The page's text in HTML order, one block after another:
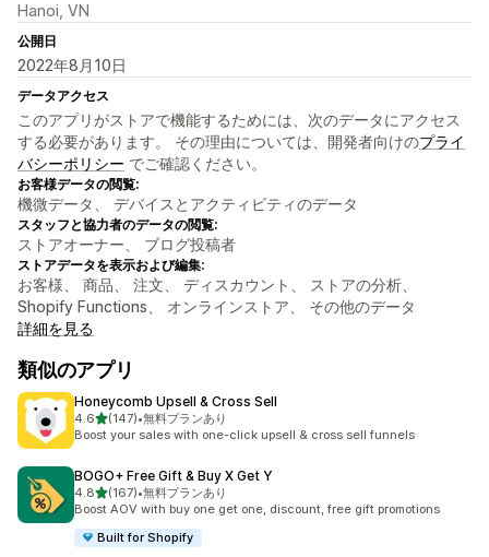
Hanoi, VN
公開日
2022年8月10日
データアクセス
このアプリがストアで機能するためには、次のデータにアクセス
する必要があります。 その理由については、開発者向けのプライ
バシーポリシー でご確認ください。
お客様データの閲覧:
機微データ、 デバイスとアクティビティのデータ
スタッフと協力者のデータの閲覧:
ストアオーナー、 ブログ投稿者
ストアデータを表示および編集:
お客様、 商品、 注文、 ディスカウント、 ストアの分析、
Shopify Functions、 オンラインストア、 その他のデータ
詳細を見る
類似のアプリ
Honeycomb Upsell & Cross Sell
4.65つ星中
(147)
合計レビュー数：147件
•無料プランあり
Boost your sales with one-click upsell & cross sell funnels
BOGO+ Free Gift & Buy X Get Y
4.85つ星中
(167)
合計レビュー数：167件
•無料プランあり
Boost AOV with buy one get one, discount, free gift promotions
Built for Shopify